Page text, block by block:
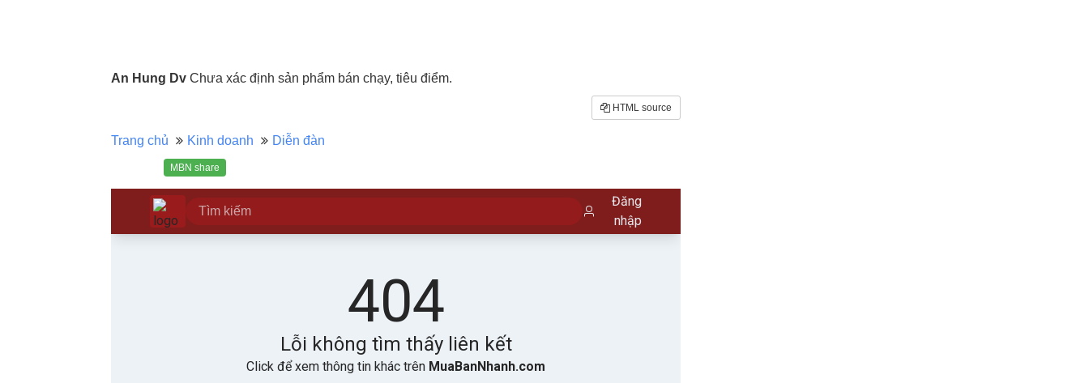
An Hung Dv Chưa xác định sản phẩm bán chạy, tiêu điểm.
HTML source
Trang chủ Kinh doanh Diễn đàn
MBN share